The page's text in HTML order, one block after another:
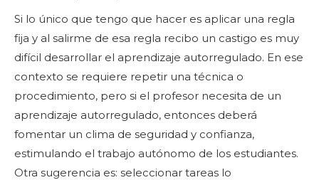
Si lo único que tengo que hacer es aplicar una regla
fija y al salirme de esa regla recibo un castigo es muy
difícil desarrollar el aprendizaje autorregulado. En ese
contexto se requiere repetir una técnica o
procedimiento, pero si el profesor necesita de un
aprendizaje autorregulado, entonces deberá
fomentar un clima de seguridad y confianza,
estimulando el trabajo autónomo de los estudiantes.
Otra sugerencia es: seleccionar tareas lo